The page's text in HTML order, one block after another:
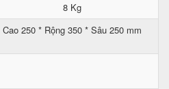
8 Kg
Cao 250 * Rộng 350 * Sâu 250 mm